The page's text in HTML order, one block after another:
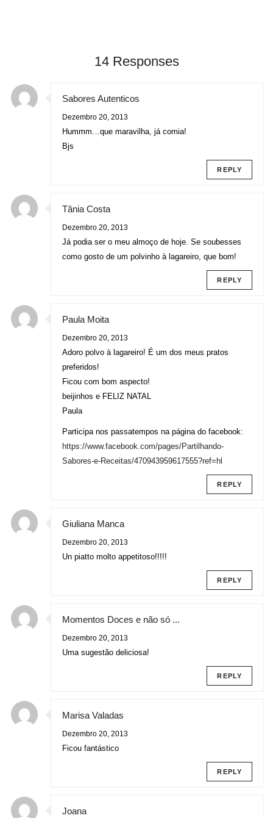
14 Responses
Sabores Autenticos
Dezembro 20, 2013
Hummm…que maravilha, já comia!
Bjs
REPLY
Tânia Costa
Dezembro 20, 2013
Já podia ser o meu almoço de hoje. Se soubesses
como gosto de um polvinho à lagareiro, que bom!
REPLY
Paula Moita
Dezembro 20, 2013
Adoro polvo à lagareiro! É um dos meus pratos
preferidos!
Ficou com bom aspecto!
beijinhos e FELIZ NATAL
Paula
Participa nos passatempos na página do facebook:
https://www.facebook.com/pages/Partilhando-
Sabores-e-Receitas/470943959617555?ref=hl
REPLY
Giuliana Manca
Dezembro 20, 2013
Un piatto molto appetitoso!!!!!
REPLY
Momentos Doces e não só ...
Dezembro 20, 2013
Uma sugestão deliciosa!
REPLY
Marisa Valadas
Dezembro 20, 2013
Ficou fantástico
REPLY
Joana